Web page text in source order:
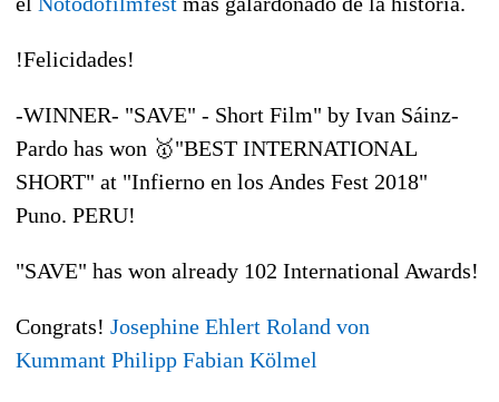
!Felicidades!
-WINNER- "SAVE" - Short Film" by Ivan Sáinz-
Pardo has won 🥇"BEST INTERNATIONAL
SHORT" at "Infierno en los Andes Fest 2018"
Puno. PERU!
"SAVE" has won already 102 International Awards!
Congrats! Josephine Ehlert Roland von
Kummant Philipp Fabian Kölmel